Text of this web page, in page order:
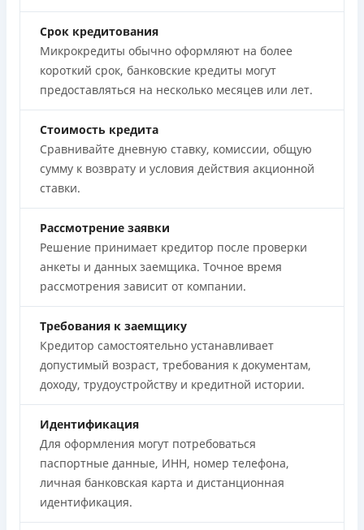
Срок кредитования
Микрокредиты обычно оформляют на более
короткий срок, банковские кредиты могут
предоставляться на несколько месяцев или лет.
Стоимость кредита
Сравнивайте дневную ставку, комиссии, общую
сумму к возврату и условия действия акционной
ставки.
Рассмотрение заявки
Решение принимает кредитор после проверки
анкеты и данных заемщика. Точное время
рассмотрения зависит от компании.
Требования к заемщику
Кредитор самостоятельно устанавливает
допустимый возраст, требования к документам,
доходу, трудоустройству и кредитной истории.
Идентификация
Для оформления могут потребоваться
паспортные данные, ИНН, номер телефона,
личная банковская карта и дистанционная
идентификация.